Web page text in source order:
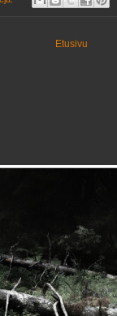
Etusivu